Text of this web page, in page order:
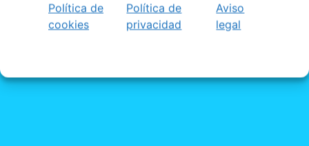
Política de
cookies
Política de
privacidad
Aviso
legal